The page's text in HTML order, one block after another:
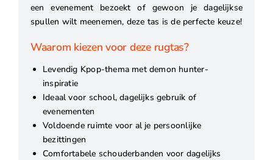
een evenement bezoekt of gewoon je dagelijkse
spullen wilt meenemen, deze tas is de perfecte keuze!
Waarom kiezen voor deze rugtas?
Levendig Kpop-thema met demon hunter-
inspiratie
Ideaal voor school, dagelijks gebruik of
evenementen
Voldoende ruimte voor al je persoonlijke
bezittingen
Comfortabele schouderbanden voor dagelijks